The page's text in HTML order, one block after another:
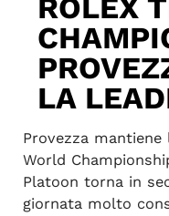
ROLEX
LA
Provezza mantiene
World
Platoon torna in
giornata molto